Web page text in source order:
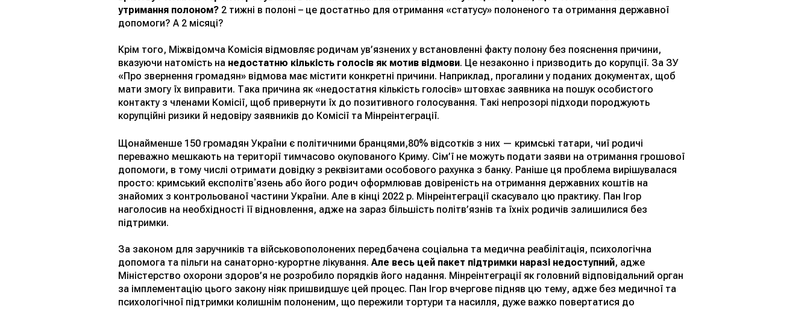
утримання полоном? 2 тижні в полоні – це достатньо для отримання «статусу» полоненого та отримання державної
допомоги? А 2 місяці?
Крім того, Міжвідомча Комісія відмовляє родичам ув’язнених у встановленні факту полону без пояснення причини,
вказуючи натомість на недостатню кількість голосів як мотив відмови. Це незаконно і призводить до корупції. За ЗУ
«Про звернення громадян» відмова має містити конкретні причини. Наприклад, прогалини у поданих документах, щоб
мати змогу їх виправити. Така причина як «недостатня кількість голосів» штовхає заявника на пошук особистого
контакту з членами Комісії, щоб привернути їх до позитивного голосування. Такі непрозорі підходи породжують
корупційні ризики й недовіру заявників до Комісії та Мінреінтеграції.
Щонайменше 150 громадян України є політичними бранцями,80% відсотків з них — кримські татари, чиї родичі
переважно мешкають на території тимчасово окупованого Криму. Сім’ї не можуть подати заяви на отримання грошової
допомоги, в тому числі отримати довідку з реквізитами особового рахунка з банку. Раніше ця проблема вирішувалася
просто: кримський експолітвʼязень або його родич оформлював довіреність на отримання державних коштів на
знайомих з контрольованої частини України. Але в кінці 2022 р. Мінреінтеграції скасувало цю практику. Пан Ігор
наголосив на необхідності її відновлення, адже на зараз більшість політв’язнів та їхніх родичів залишилися без
підтримки.
За законом для заручників та військовополонених передбачена соціальна та медична реабілітація, психологічна
допомога та пільги на санаторно-курортне лікування. Але весь цей пакет підтримки наразі недоступний, адже
Міністерство охорони здоров’я не розробило порядків його надання. Мінреінтеграції як головний відповідальний орган
за імплементацію цього закону ніяк пришвидшує цей процес. Пан Ігор вчергове підняв цю тему, адже без медичної та
психологічної підтримки колишнім полоненим, що пережили тортури та насилля, дуже важко повертатися до